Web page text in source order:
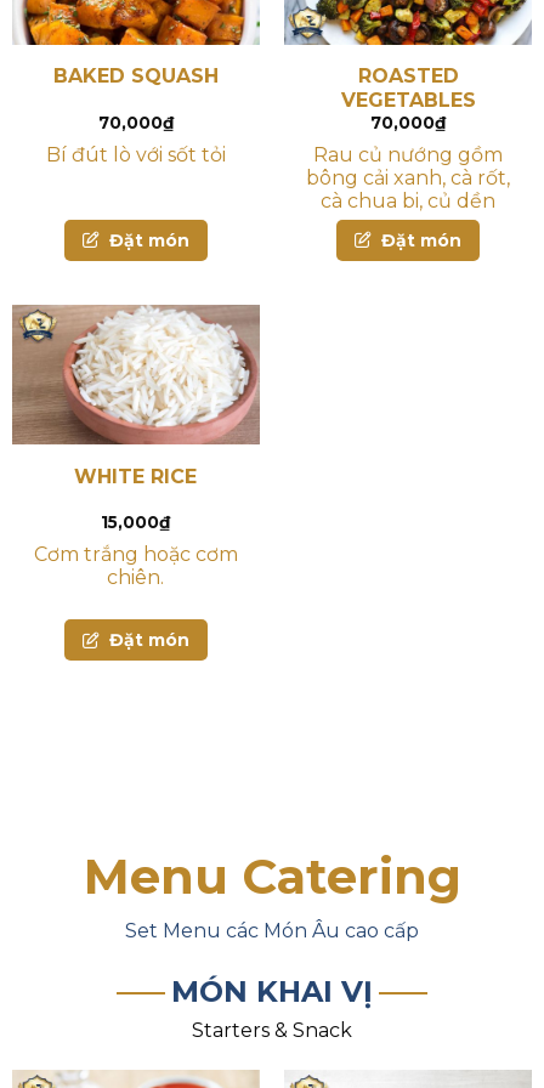
BAKED SQUASH
70,000₫
Bí đút lò với sốt tỏi
Đặt món
ROASTED
VEGETABLES
70,000₫
Rau củ nướng gồm
bông cải xanh, cà rốt,
cà chua bi, củ dền
Đặt món
WHITE RICE
15,000₫
Cơm trắng hoặc cơm
chiên.
Đặt món
Menu Catering
Set Menu các Món Âu cao cấp
MÓN KHAI VỊ
Starters & Snack